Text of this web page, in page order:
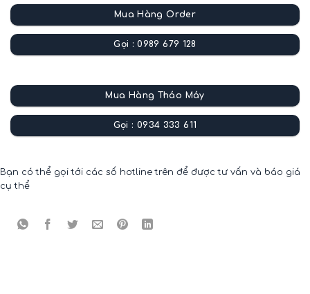
Mua Hàng Order
Gọi : 0989 679 128
Mua Hàng Tháo Máy
Gọi : 0934 333 611
Bạn có thể gọi tới các số hotline trên để được tư vấn và báo giá
cụ thể